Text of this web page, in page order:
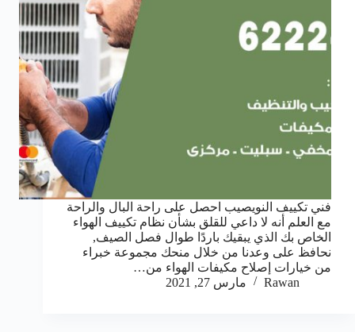
فني تكييف النويصيب احصل على راحة البال والراحة
مع العلم أنه لا داعي للقلق بشأن نظام تكييف الهواء
الخاص بك الذي يبقيك باردًا طوال فصل الصيف,
نحافظ على وعدنا من خلال منحك مجموعة خبراء
من خيارات إصلاح مكيفات الهواء من…
Rawan
مارس 27, 2021